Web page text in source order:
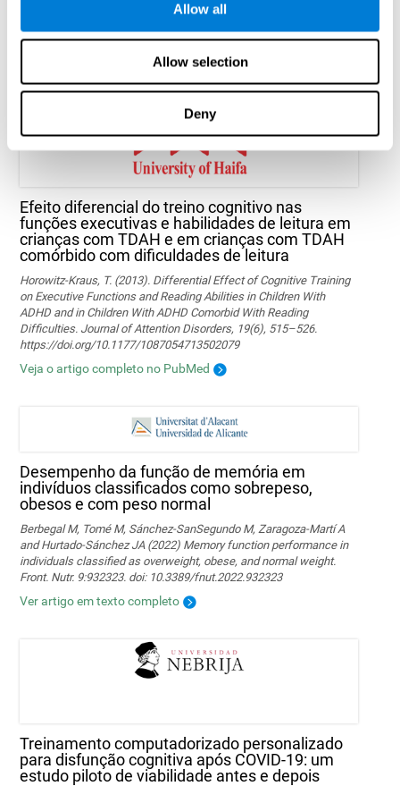
Allow all
Allow selection
Deny
Marusic, U., Verghese, J., & Mahoney, J. R. (2022). Does Cognitive
Training Improve Mobility, Enhance Cognition, and Promote Neural
Activation? Frontiers in Aging Neuroscience, 14.
Efeito diferencial do treino cognitivo nas
funções executivas e habilidades de leitura em
crianças com TDAH e em crianças com TDAH
comórbido com dificuldades de leitura
Horowitz-Kraus, T. (2013). Differential Effect of Cognitive Training
on Executive Functions and Reading Abilities in Children With
ADHD and in Children With ADHD Comorbid With Reading
Difficulties. Journal of Attention Disorders, 19(6), 515–526.
https://doi.org/10.1177/1087054713502079
Veja o artigo completo no PubMed
Desempenho da função de memória em
indivíduos classificados como sobrepeso,
obesos e com peso normal
Berbegal M, Tomé M, Sánchez-SanSegundo M, Zaragoza-Martí A
and Hurtado-Sánchez JA (2022) Memory function performance in
individuals classified as overweight, obese, and normal weight.
Front. Nutr. 9:932323. doi: 10.3389/fnut.2022.932323
Ver artigo em texto completo
Treinamento computadorizado personalizado
para disfunção cognitiva após COVID-19: um
estudo piloto de viabilidade antes e depois